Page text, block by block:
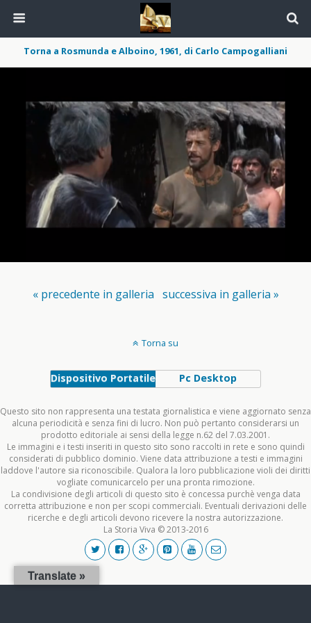
Torna a Rosmunda e Alboino, 1961, di Carlo Campogalliani
« precedente in galleria successiva in galleria »
Torna su
Dispositivo Portatile Pc Desktop
Questo sito non rappresenta una testata giornalistica e viene aggiornato senza
alcuna periodicità e senza fini di lucro. Non può pertanto considerarsi un
prodotto editoriale ai sensi della legge n.62 del 7.03.2001.
Le immagini e i testi inseriti in questo sito sono raccolti in rete e sono quindi
considerati di pubblico dominio. Viene data attribuzione a testi e immagini
laddove l'autore sia riconoscibile. Qualora la loro pubblicazione violi dei diritti
vogliate comunicarcelo per una pronta rimozione.
La condivisione degli articoli di questo sito è concessa purchè venga data
corretta attribuzione e non per scopi commerciali. Eventuali derivazioni delle
ricerche e degli articoli devono ricevere la nostra autorizzazione.
La Storia Viva © 2013-2016
Translate »